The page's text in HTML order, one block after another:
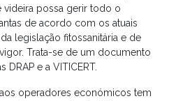
videira possa gerir todo o
de acordo com os atuais
legislação fitossanitária e de
Trata-se de um documento
e a VITICERT.
aos operadores económicos tem